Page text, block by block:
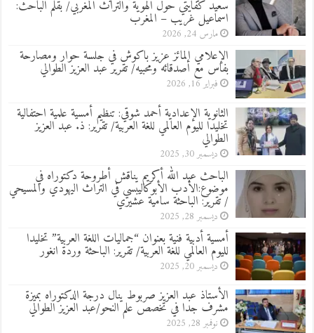
سعيد كفايتي حول الهوية والتراث المغربي/ بقلم الباحث:
اسماعيل غريب – المغرب
مارس 24, 2026
الإعلامي المائز عزيز باكوش في جلسة حوار ومصارحة
بفاس مع أصدقائه ومحبيه/ تقرير عبد العزيز الطوالي
فبراير 16, 2026
الثانوية الإعدادية أحمد شوقي: تنظيم أمسية علمية احتفالية
تخليدا لليوم العالمي للغة العربية/ تقرير: ذ. عبد العزيز
الطوالي
ديسمبر 30, 2025
الباحث عبد الله أكريم يناقش أطروحة دكتوراه في
موضوع:الأدب الأبوكاليبسي في التراث اليهودي والمسيحي
/ تقرير: الباحثة سامية عشيري
ديسمبر 28, 2025
أمسية أدبية فنية بعنوان “جماليات اللغة العربية” تخليدا
لليوم العالمي للغة العربية/ تقرير: الباحثة وردة انغور
ديسمبر 20, 2025
الأستاذ عبد العزيز صربوط ينال درجة الدكتوراه بميزة
مشرف جدا في تخصص علم النحو/عبد العزيز الطوالي
نوفمبر 28, 2025